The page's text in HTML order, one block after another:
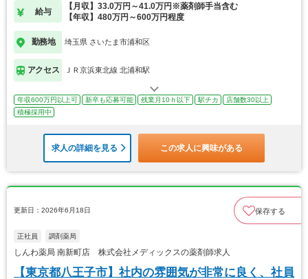
給与
【月収】33.0万円～41.0万円※薬剤師手当含む
【年収】480万円～600万円程度
勤務地 埼玉県 さいたま市浦和区
アクセス ＪＲ京浜東北線 北浦和駅
年収600万円以上可 新卒も応募可能 残業月10ｈ以下 駅チカ
店舗数30以上
積極採用中
求人の詳細を見る この求人に興味がある
更新日：2026年6月18日 保存する
正社員 調剤薬局
しんわ薬局 南新町店 株式会社メディックスの薬剤師求人
【東京都八王子市】社内の雰囲気が非常に良く、社員